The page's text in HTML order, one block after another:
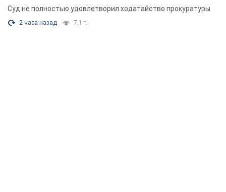
Суд не полностью удовлетворил ходатайство прокуратуры
2 часа назад 7,1 т.